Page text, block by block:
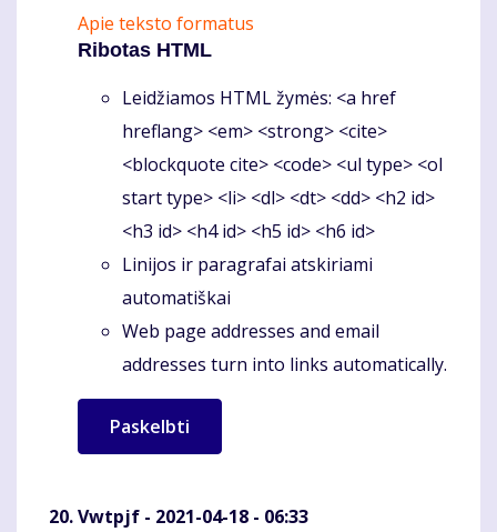
Apie teksto formatus
Ribotas HTML
Leidžiamos HTML žymės: <a href
hreflang> <em> <strong> <cite>
<blockquote cite> <code> <ul type> <ol
start type> <li> <dl> <dt> <dd> <h2 id>
<h3 id> <h4 id> <h5 id> <h6 id>
Linijos ir paragrafai atskiriami
automatiškai
Web page addresses and email
addresses turn into links automatically.
Vwtpjf - 2021-04-18 - 06:33